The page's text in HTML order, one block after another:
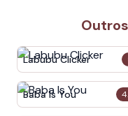
Labubu Clicker
Baba Is You